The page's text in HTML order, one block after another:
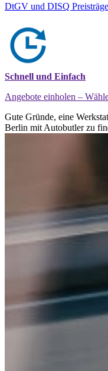
DtGV und DISQ
Schnell und Einfach
Angebote einholen –
Gute Gründe, eine
Berlin mit Autobutler zu